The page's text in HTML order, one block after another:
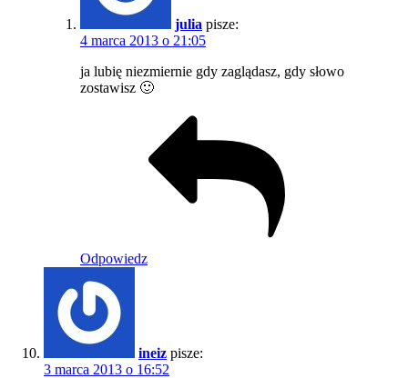
julia pisze:
4 marca 2013 o 21:05
ja lubię niezmiernie gdy zaglądasz, gdy słowo
zostawisz 🙂
Odpowiedz
ineiz pisze:
3 marca 2013 o 16:52